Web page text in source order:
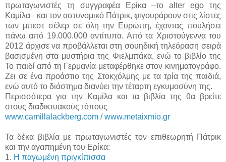
πρωταγωνιστές τη συγγραφέα Ερίκα –το alter ego της
Καμίλα– και τον αστυνομικό Πάτρικ, φιγουράρουν στις λίστες
των μπεστ σέλερ σε όλη την Ευρώπη, έχοντας πουλήσει
πάνω από 19.000.000 αντίτυπα. Από τα Χριστούγεννα του
2012 άρχισε να προβάλλεται στη σουηδική τηλεόραση σειρά
βασισμένη στα μυστήρια της Φιελμπάκα, ενώ το βιβλίο της
Το παιδί από τη Γερμανία μεταφέρθηκε στον κινηματογράφο.
Ζει σε ένα προάστιο της Στοκχόλμης με τα τρία της παιδιά,
ενώ αυτό το διάστημα διανύει την τέταρτη εγκυμοσύνη της.
Περισσότερα για την Καμίλα και τα βιβλία της θα βρείτε
στους διαδικτυακούς τόπους
www.camillalackberg.com / www.metaixmio.gr
Τα δέκα βιβλία με πρωταγωνιστές τον επιθεωρητή Πάτρικ
και την αγαπημένη του Ερίκα:
1. Η παγωμένη πριγκίπισσα